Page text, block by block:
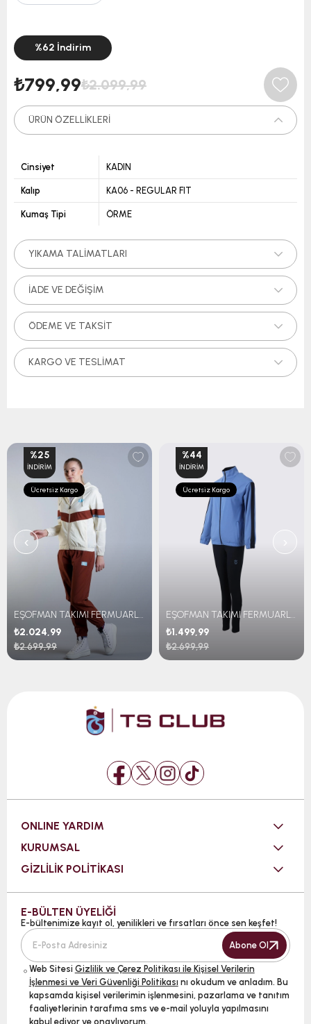
%62 İndirim
₺2.099,99
₺799,99
ÜRÜN ÖZELLIKLERI
Cinsiyet KADIN
Kalıp KA06 - REGULAR FIT
Kumaş Tipi ÖRME
YIKAMA TALIMATLARI
İADE VE DEĞIŞIM
ÖDEME VE TAKSIT
KARGO VE TESLIMAT
EŞOFMAN TAKIMI FERMUARLI RETRO
₺2.024,99
₺2.699,99
%25
İNDIRIM
Ücretsiz Kargo
EŞOFMAN TAKIMI FERMUARLI İÇ LOGOLU
₺1.499,99
₺2.699,99
%44
İNDIRIM
Ücretsiz Kargo
‹ ›
ONLINE YARDIM
KURUMSAL
GİZLİLİK POLİTİKASI
E-BÜLTEN ÜYELİĞİ
E-bültenimize kayıt ol, yenilikleri ve fırsatları önce sen keşfet!
Abone Ol
Web Sitesi Gizlilik ve Çerez Politikası ile Kişisel Verilerin
İşlenmesi ve Veri Güvenliği Politikası nı okudum ve anladım. Bu
kapsamda kişisel verilerimin işlenmesini, pazarlama ve tanıtım
faaliyetlerinin tarafıma sms ve e-mail yoluyla yapılmasını
kabul ediyor ve onaylıyorum.